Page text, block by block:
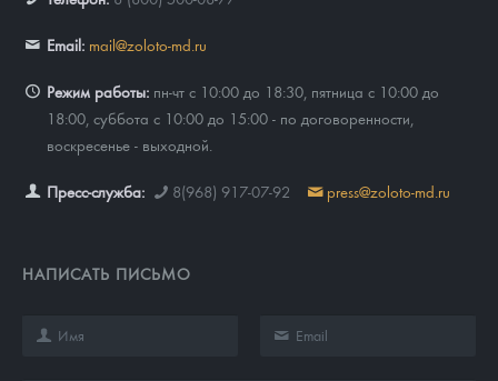
Email: mail@zoloto-md.ru
Режим работы: пн-чт с 10:00 до 18:30, пятница с 10:00 до
18:00, суббота с 10:00 до 15:00 - по договоренности,
воскресенье - выходной.
Пресс-служба: 8(968) 917-07-92 press@zoloto-md.ru
НАПИСАТЬ ПИСЬМО